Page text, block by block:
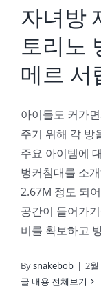
자녀방
토리노
메르 서
아이들도 커가
주기 위해 각 방
주요 아이템에
벙커침대를 소
2.67M 정도 되
공간이 들어가
비를 확보하고
Bysnakebob | 2
글 내용 전체보기